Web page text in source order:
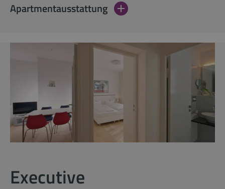
Apartmentausstattung
Executive